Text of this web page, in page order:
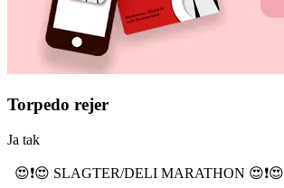
Torpedo rejer
Ja tak
😍❗️😍 SLAGTER/DELI MARATHON 😍❗️😍